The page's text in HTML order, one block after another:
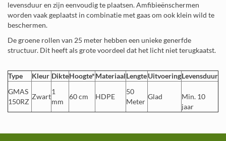
levensduur en zijn eenvoudig te plaatsen. Amfibieënschermen
worden vaak geplaatst in combinatie met gaas om ook klein wild te
beschermen.
De groene rollen van 25 meter hebben een unieke generfde
structuur. Dit heeft als grote voordeel dat het licht niet terugkaatst.
Type Kleur DikteHoogte*MateriaalLengteUitvoeringLevensduur
GMAS
150RZ
Zwart
1
mm
60 cm HDPE
50
Meter
Glad
Min. 10
jaar